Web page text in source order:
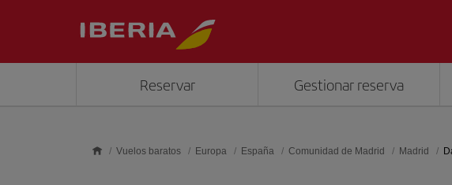
Reservar Gestionar reserva
Vuelos baratos Europa España Comunidad de Madrid Madrid